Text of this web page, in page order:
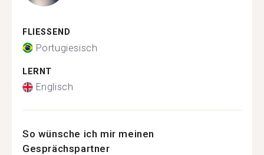
FLIESSEND
Portugiesisch
LERNT
Englisch
So wünsche ich mir meinen
Gesprächspartner